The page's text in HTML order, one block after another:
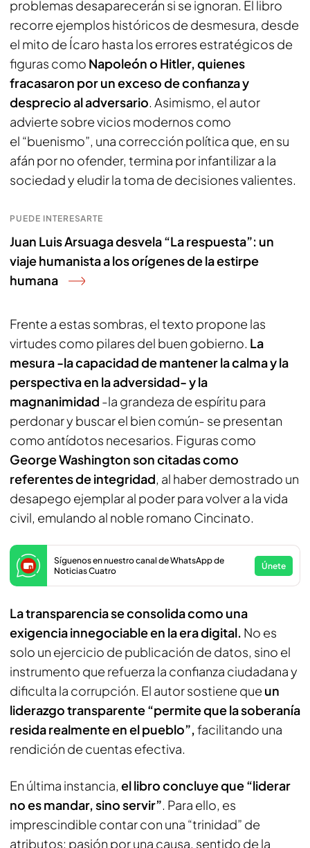
problemas desaparecerán si se ignoran. El libro
recorre ejemplos históricos de desmesura, desde
el mito de Ícaro hasta los errores estratégicos de
figuras como Napoleón o Hitler, quienes
fracasaron por un exceso de confianza y
desprecio al adversario. Asimismo, el autor
advierte sobre vicios modernos como
el “buenismo”, una corrección política que, en su
afán por no ofender, termina por infantilizar a la
sociedad y eludir la toma de decisiones valientes.
PUEDE INTERESARTE
Juan Luis Arsuaga desvela “La respuesta”: un
viaje humanista a los orígenes de la estirpe
humana
Frente a estas sombras, el texto propone las
virtudes como pilares del buen gobierno. La
mesura -la capacidad de mantener la calma y la
perspectiva en la adversidad- y la
magnanimidad -la grandeza de espíritu para
perdonar y buscar el bien común- se presentan
como antídotos necesarios. Figuras como
George Washington son citadas como
referentes de integridad, al haber demostrado un
desapego ejemplar al poder para volver a la vida
civil, emulando al noble romano Cincinato.
Síguenos en nuestro canal de WhatsApp de
Noticias Cuatro
Únete
La transparencia se consolida como una
exigencia innegociable en la era digital. No es
solo un ejercicio de publicación de datos, sino el
instrumento que refuerza la confianza ciudadana y
dificulta la corrupción. El autor sostiene que un
liderazgo transparente “permite que la soberanía
resida realmente en el pueblo”,facilitando una
rendición de cuentas efectiva.
En última instancia, el libro concluye que “liderar
no es mandar, sino servir”. Para ello, es
imprescindible contar con una “trinidad” de
atributos: pasión por una causa, sentido de la